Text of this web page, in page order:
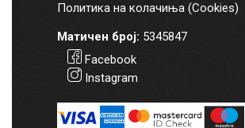
Политика на колачиња (Cookies)
Матичен број: 5345847
Facebook
Instagram